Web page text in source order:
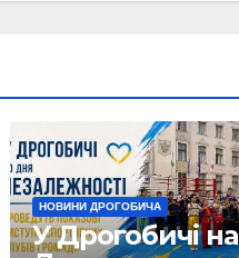
НОВИНИ ДРОГОБИЧА
У Дрогобичі на